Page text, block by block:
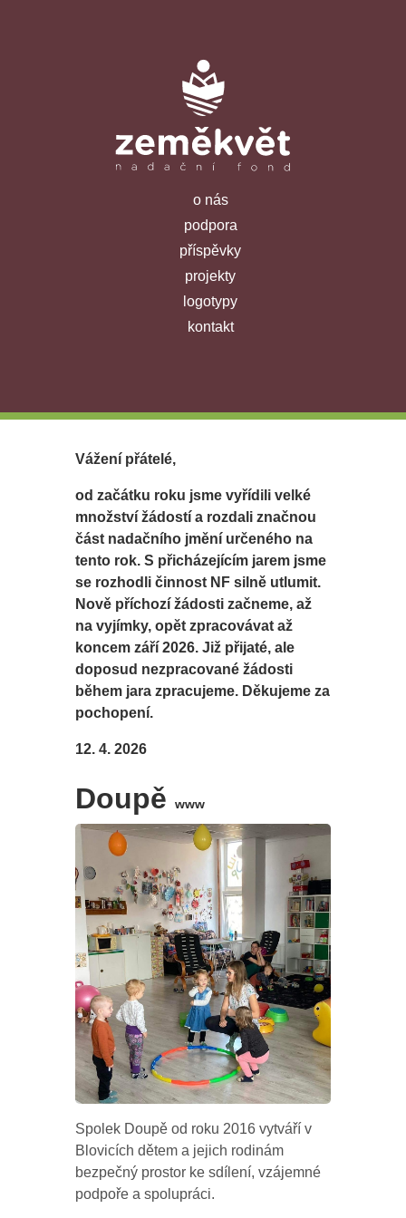
o nás
podpora
příspěvky
projekty
logotypy
kontakt
Vážení přátelé,
od začátku roku jsme vyřídili velké
množství žádostí a rozdali značnou
část nadačního jmění určeného na
tento rok. S přicházejícím jarem jsme
se rozhodli činnost NF silně utlumit.
Nově příchozí žádosti začneme, až
na vyjímky, opět zpracovávat až
koncem září 2026. Již přijaté, ale
doposud nezpracované žádosti
během jara zpracujeme. Děkujeme za
pochopení.
12. 4. 2026
Doupěwww
Spolek Doupě od roku 2016 vytváří v
Blovicích dětem a jejich rodinám
bezpečný prostor ke sdílení, vzájemné
podpoře a spolupráci.